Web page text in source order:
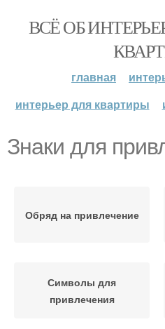
ВСЁ ОБ
главная
интерьер для квартиры
Знаки для
Обряд на привлечение
Символы для
привлечения